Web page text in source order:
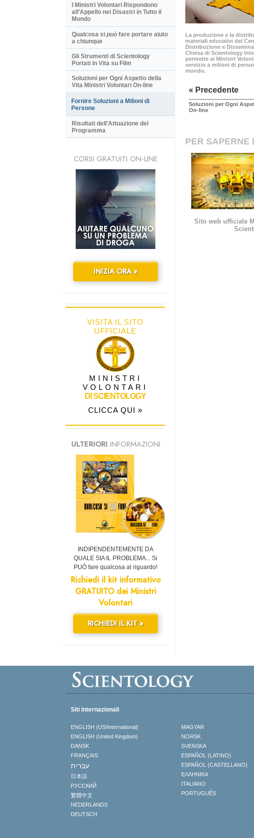
La produzione e la
materiali educativi del
Distribuzione e
Chiesa di Scientology
permette ai Ministri
servizio a milioni di
mondo.
« Precedente
Soluzioni per Ogni
On-line
PER SAPERNE
Sito web ufficiale
I Ministri Volontari Rispondono
all’Appello nei Disastri in Tutto il
Mondo
Qualcosa si può fare portare aiuto
a chiunque
Gli Strumenti di Scientology
Portati in Vita su Film
Soluzioni per Ogni Aspetto della
Vita Ministri Volontari On-line
Fornire Soluzioni a Milioni di
Persone
Risultati dell’Attuazione del
Programma
CORSI GRATUITI ON-LINE
INIZIA ORA »
VISITA IL SITO
UFFICIALE
MINISTRI
VOLONTARI
DI SCIENTOLOGY
CLICCA QUI »
ULTERIORIINFORMAZIONI
INDIPENDENTEMENTE DA
QUALE SIA IL PROBLEMA... Si
PUÒ fare qualcosa al riguardo!
Richiedi il kit informativo
GRATUITO dei Ministri
Volontari
RICHIEDI IL KIT »
Siti internazionali
ENGLISH (US/International)
ENGLISH (United Kingdom)
DANSK
FRANÇAIS
עברית
日本語
РУССКИЙ
繁體中文
NEDERLANDS
DEUTSCH
MAGYAR
NORSK
SVENSKA
ESPAÑOL (LATINO)
ESPAÑOL (CASTELLANO)
ΕΛΛΗΝΙΚA
ITALIANO
PORTUGUÊS